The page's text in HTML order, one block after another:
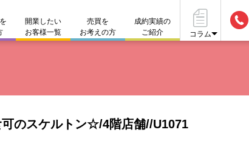
開業したい
お客様一覧
売買を
お考えの方
成約実績の
ご紹介
コラム
閉店・移転をお考えの方
のスケルトン☆/4階店舗//U1071